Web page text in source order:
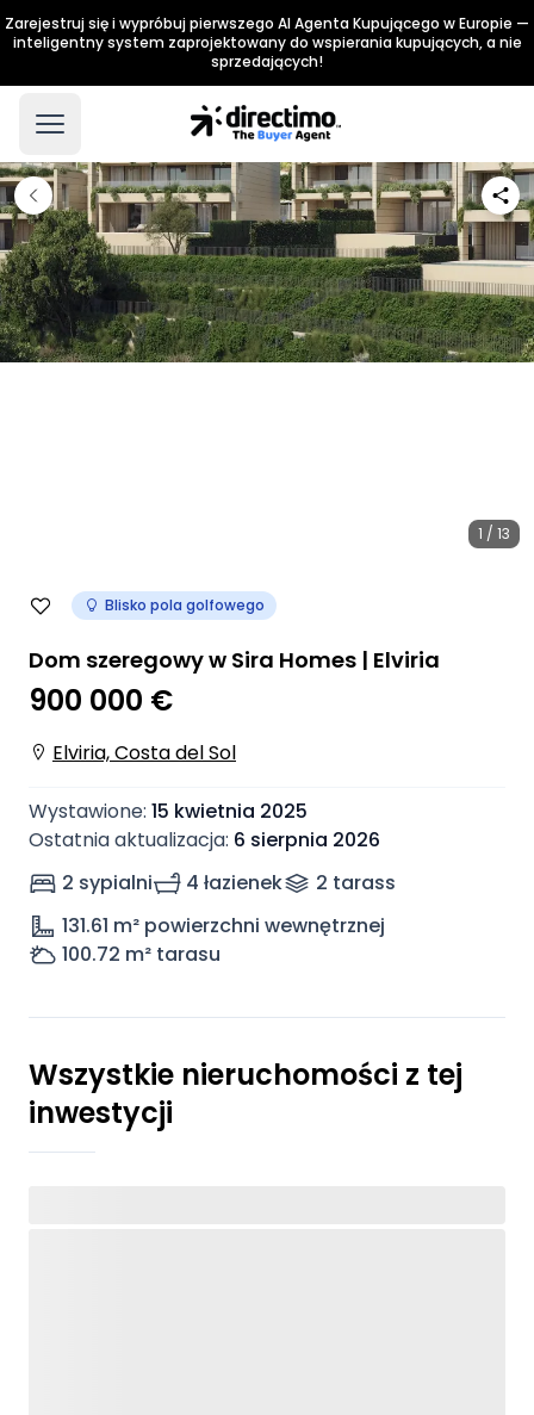
Zarejestruj się i wypróbuj pierwszego AI Agenta Kupującego w Europie —
inteligentny system zaprojektowany do wspierania kupujących, a nie
sprzedających!
1 / 13
Blisko pola golfowego
Dom szeregowy w Sira Homes | Elviria
900 000 €
Elviria, Costa del Sol
Wystawione: 15 kwietnia 2025
Ostatnia aktualizacja: 6 sierpnia 2026
2 sypialni
4 łazienek 2 tarass
131.61 m² powierzchni wewnętrznej
100.72 m² tarasu
Wszystkie nieruchomości z tej
inwestycji